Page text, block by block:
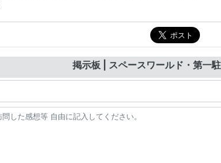
掲示板 | スペースワールド・第一駐